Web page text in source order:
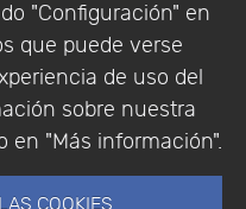
"Configuración" en
que puede verse
de uso del
sobre nuestra
en "Más información".
de Privacidad |
Addlink Software